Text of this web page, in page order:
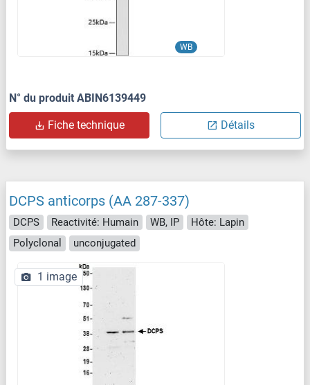
WB
N° du produit ABIN6139449
Fiche technique Détails
DCPS anticorps (AA 287-337)
DCPS Reactivité: Humain WB, IP
Hôte: Lapin
Polyclonal
unconjugated
1 image